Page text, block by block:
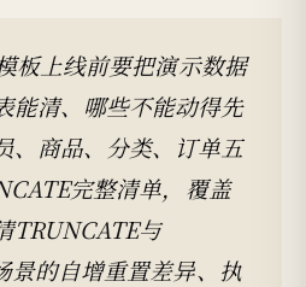
板上线前要把演示数据
能清、哪些不能动得先
、商品、分类、订单五
完整清单，覆盖
TRUNCATE与
景的自增重置差异、执